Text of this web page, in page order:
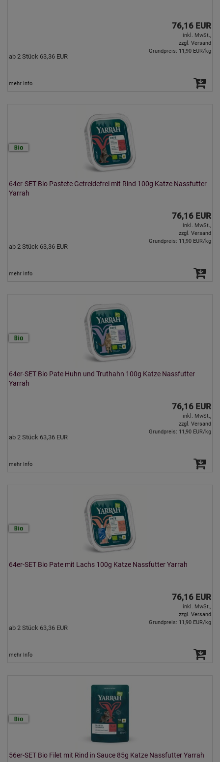
76,16 EUR
inkl. MwSt.,
zzgl. Versand
ab 2 Stück 63,36 EUR
Grundpreis: 11,90 EUR/kg
mehr Info
64er-SET Bio Pastete Getreidefrei mit Rind 100g Katze Nassfutter
Yarrah
76,16 EUR
inkl. MwSt.,
zzgl. Versand
ab 2 Stück 63,36 EUR
Grundpreis: 11,90 EUR/kg
mehr Info
64er-SET Bio Pate Huhn und Truthahn 100g Katze Nassfutter
Yarrah
76,16 EUR
inkl. MwSt.,
zzgl. Versand
ab 2 Stück 63,36 EUR
Grundpreis: 11,90 EUR/kg
mehr Info
64er-SET Bio Pate mit Lachs 100g Katze Nassfutter Yarrah
76,16 EUR
inkl. MwSt.,
zzgl. Versand
ab 2 Stück 63,36 EUR
Grundpreis: 11,90 EUR/kg
mehr Info
56er-SET Bio Filet mit Rind in Sauce 85g Katze Nassfutter Yarrah